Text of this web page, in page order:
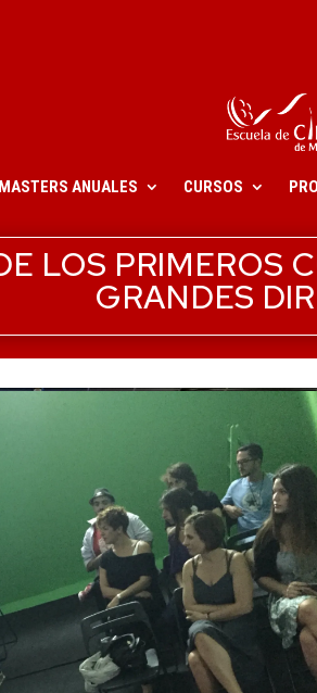
MASTERS ANUALES CURSOS
LOS PRIMEROS
GRANDES